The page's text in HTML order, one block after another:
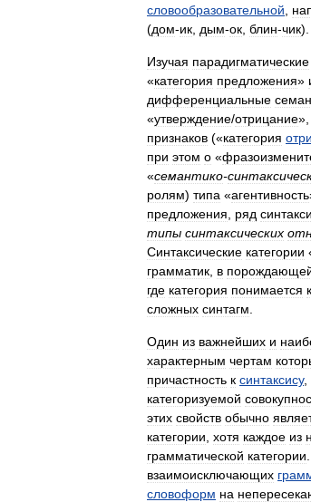
словообразовательной
(дом-ик дым-ок блин-чик).
Изучая парадигматические
«категория предложения»
дифференциальные
«утверждение​/​отрицание»,
признаков («категория
при этом о «
«семантико-
ролям) типа «агентивность
предложения
ряд
типы синтаксических
Синтаксические категории
грамматик в
где категория понимается
сложных синтагм
Один из важнейших и
характерным чертам
причастность к синтаксису,
категоризуемой
этих свойств обычно
категории хотя каждое из
грамматической категории
взаимоисключающих
словоформ на